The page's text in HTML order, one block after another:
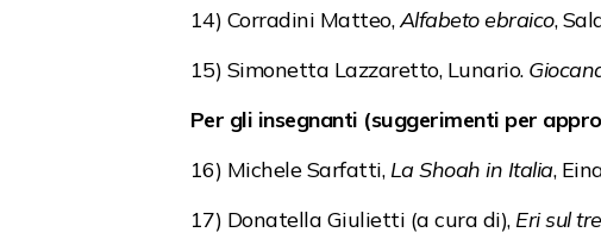
14) Corradini Matteo,Alfabeto ebraico,
15) Simonetta Lazzaretto, Lunario.
Per gli insegnanti (suggerimenti per
16) Michele Sarfatti, La Shoah in Italia,
17) Donatella Giulietti (a cura di), Eri sul